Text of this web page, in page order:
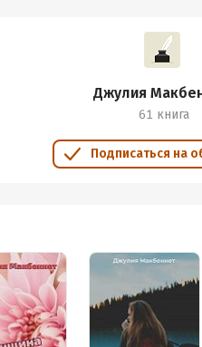
Джулия
61 книга
Подписаться на